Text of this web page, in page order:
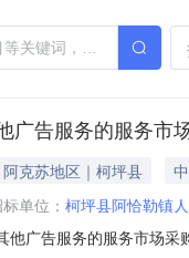
广告服务的服务市
克苏地区｜柯坪县
单位： 柯坪县阿恰勒镇
他广告服务的服务市场